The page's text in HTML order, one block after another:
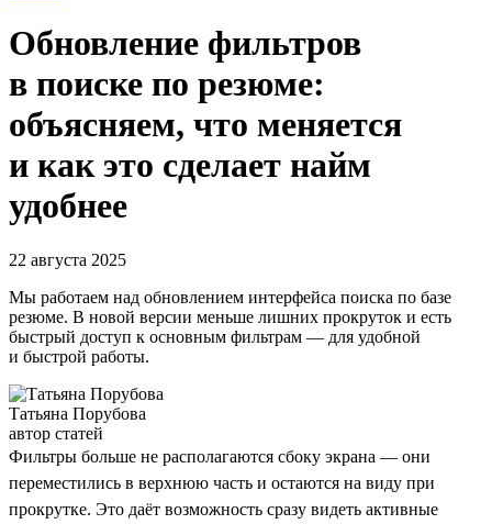
Обновление фильтров
в поиске по резюме:
объясняем, что меняется
и как это сделает найм
удобнее
22 августа 2025
Мы работаем над обновлением интерфейса поиска по базе
резюме. В новой версии меньше лишних прокруток и есть
быстрый доступ к основным фильтрам — для удобной
и быстрой работы.
Татьяна Порубова
автор статей
Фильтры больше не располагаются сбоку экрана — они
переместились в верхнюю часть и остаются на виду при
прокрутке. Это даёт возможность сразу видеть активные